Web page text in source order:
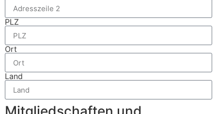
PLZ
Ort
Land